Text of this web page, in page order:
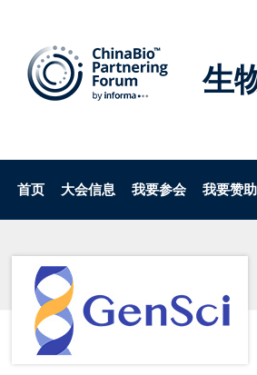
生
首页 大会信息 我要参会 我要赞助